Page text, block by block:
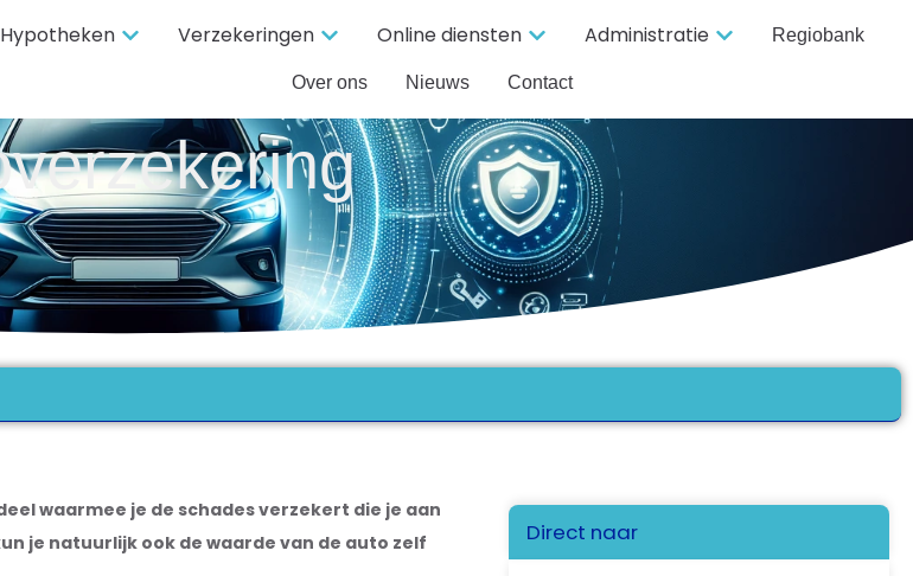
Hypotheken Verzekeringen Online diensten Administratie Regiobank
Over ons Nieuws Contact
waarmee je de schades verzekert die je aan
je natuurlijk ook de waarde van de auto zelf
Direct naar